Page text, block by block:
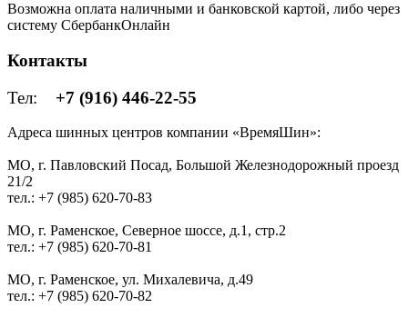
Возможна оплата наличными и банковской картой, либо через
систему СбербанкОнлайн
Контакты
Тел: +7 (916) 446-22-55
Адреса шинных центров компании «ВремяШин»:
МО, г. Павловский Посад, Большой Железнодорожный проезд
21/2
тел.: +7 (985) 620-70-83
МО, г. Раменское, Северное шоссе, д.1, стр.2
тел.: +7 (985) 620-70-81
МО, г. Раменское, ул. Михалевича, д.49
тел.: +7 (985) 620-70-82